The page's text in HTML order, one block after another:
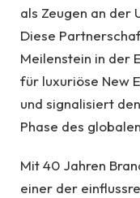
als Zeugen an der
Diese
Meilenstein in der
für luxuriöse New
und signalisiert
Phase des
Mit 40 Jahren
einer der